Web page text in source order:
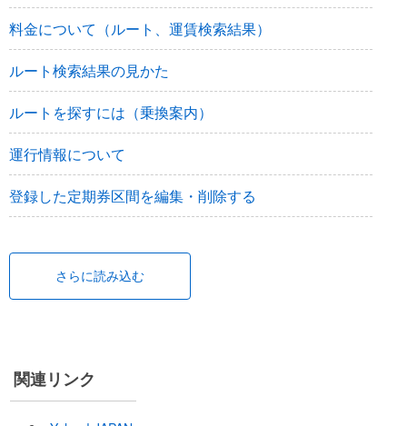
料金について（ルート、運賃検索結果）
ルート検索結果の見かた
ルートを探すには（乗換案内）
運行情報について
登録した定期券区間を編集・削除する
さらに読み込む
関連リンク